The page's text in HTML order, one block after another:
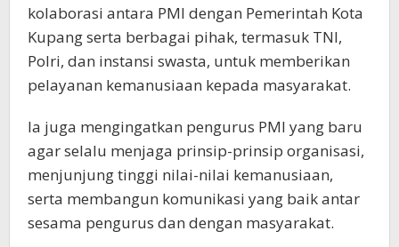
kolaborasi antara PMI dengan Pemerintah Kota
Kupang serta berbagai pihak, termasuk TNI,
Polri, dan instansi swasta, untuk memberikan
pelayanan kemanusiaan kepada masyarakat.
Ia juga mengingatkan pengurus PMI yang baru
agar selalu menjaga prinsip-prinsip organisasi,
menjunjung tinggi nilai-nilai kemanusiaan,
serta membangun komunikasi yang baik antar
sesama pengurus dan dengan masyarakat.